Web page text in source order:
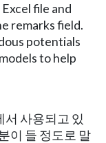
file and
remarks field.
potentials
to help
서 사용되고 있
이 들 정도로 말